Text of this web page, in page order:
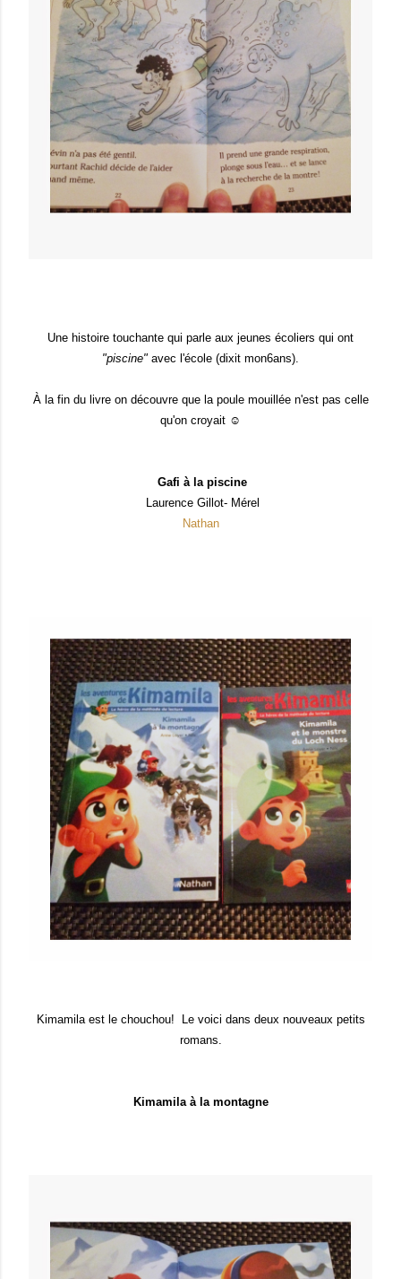
Une histoire touchante qui parle aux jeunes écoliers qui ont
"piscine" avec l'école (dixit mon6ans).
À la fin du livre on découvre que la poule mouillée n'est pas celle
qu'on croyait ☺
Gafi à la piscine
Laurence Gillot- Mérel
Nathan
Kimamila est le chouchou! Le voici dans deux nouveaux petits
romans.
Kimamila à la montagne